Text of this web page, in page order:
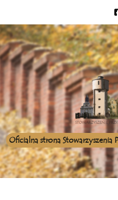
Oficialna strona Stowarzyszenia